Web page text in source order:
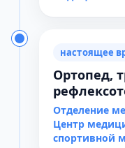
настоящее
Ортопед,
Отделение
Центр
спортивной